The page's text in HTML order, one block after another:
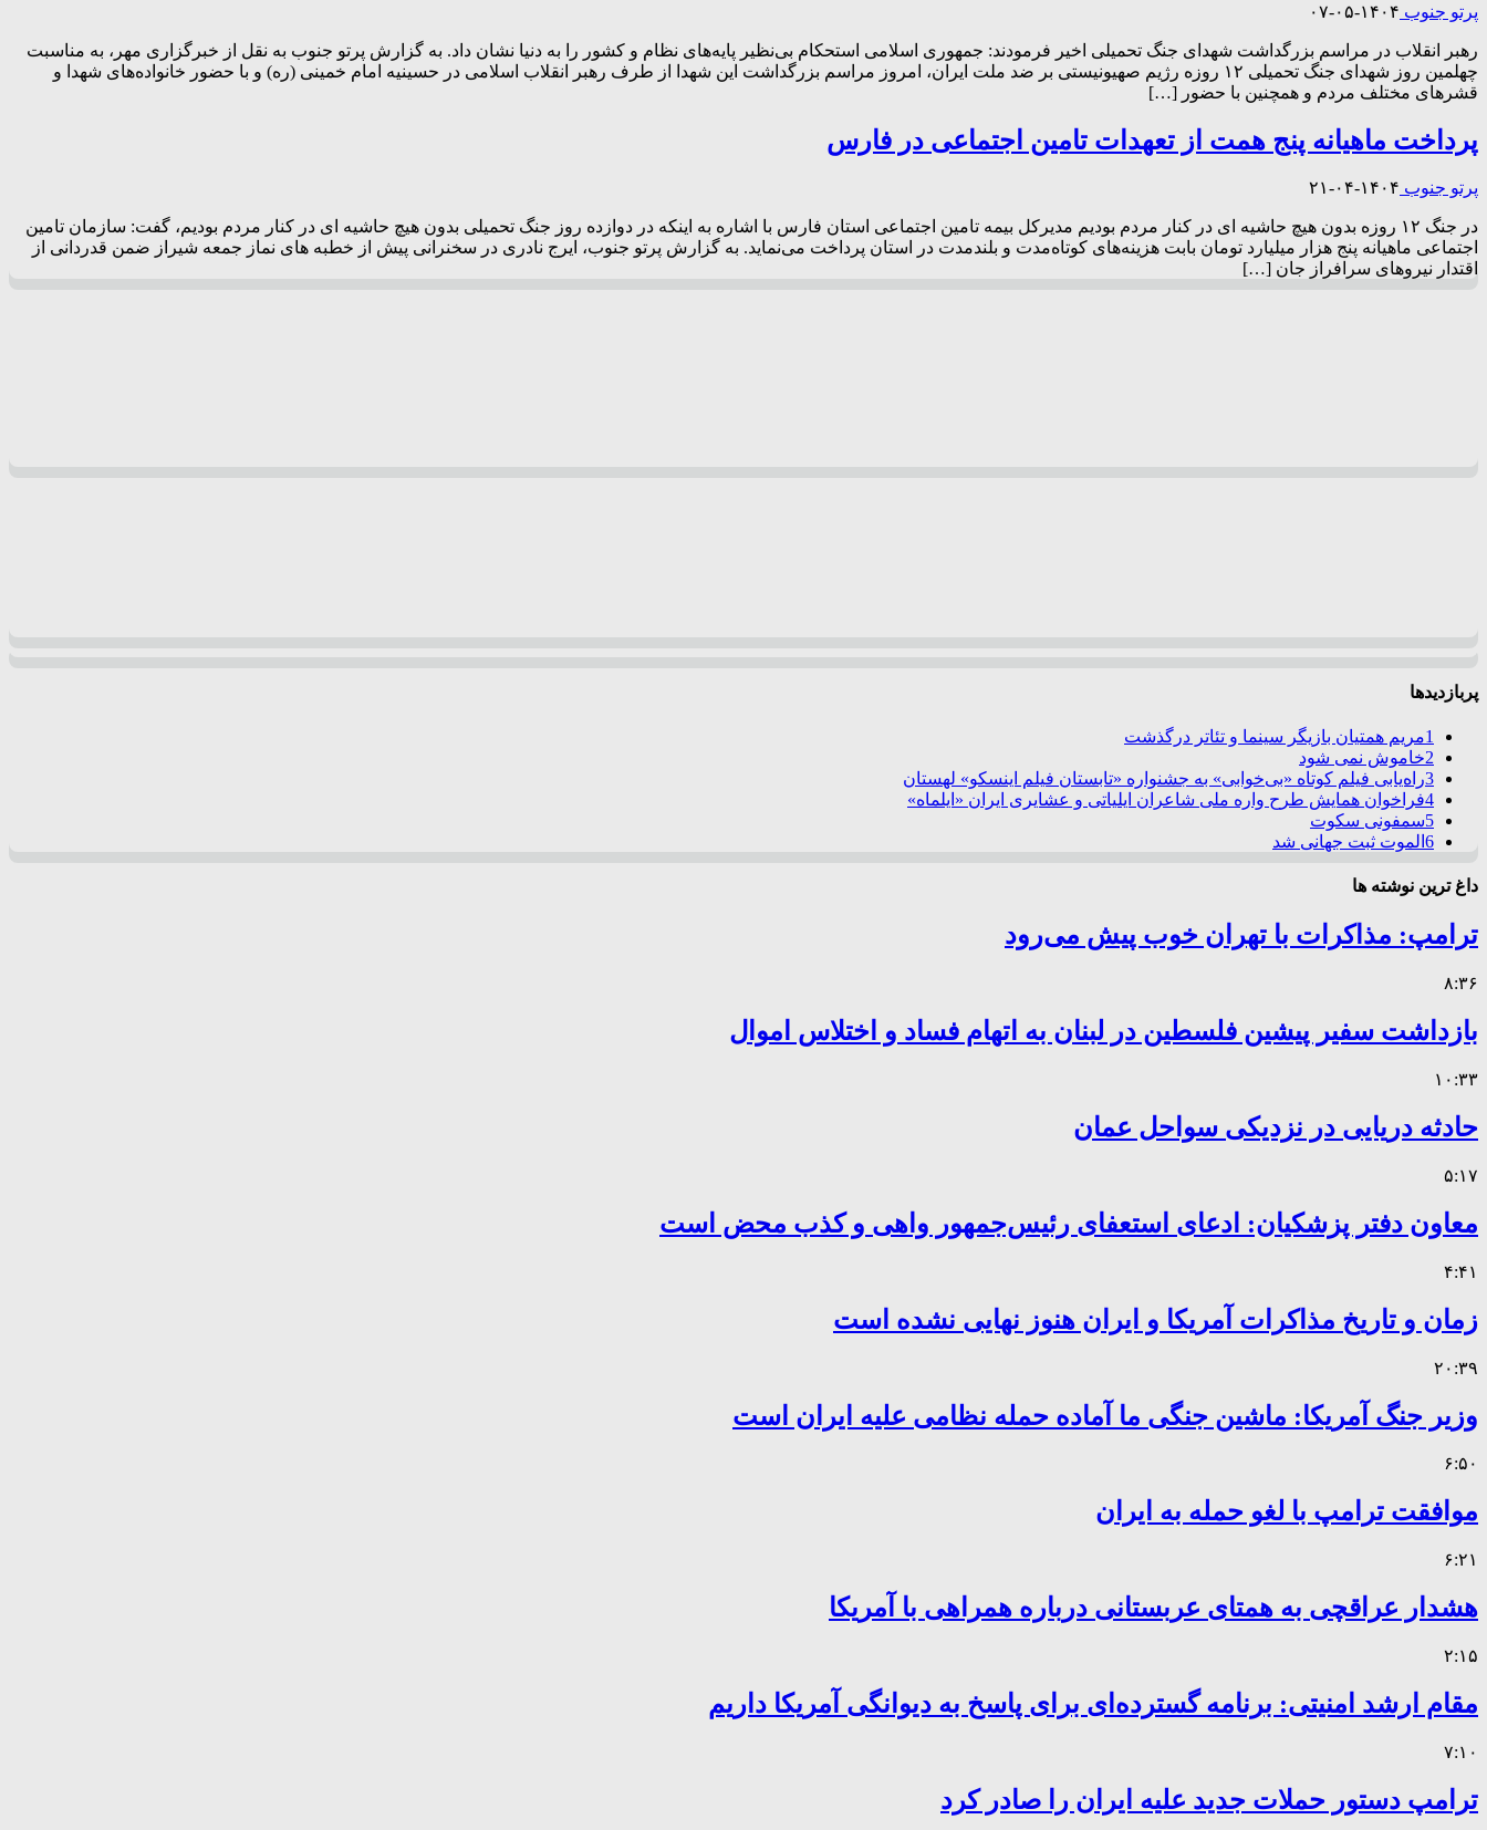
پرتو جنوب ۱۴۰۴-۰۵-۰۷
رهبر انقلاب در مراسم بزرگداشت شهدای جنگ تحمیلی اخیر فرمودند: جمهوری اسلامی استحکام بی‌نظیر پایه‌های نظام و کشور را به دنیا نشان داد. به گزارش پرتو جنوب به نقل از خبرگزاری مهر، به مناسبت
چهلمین روز شهدای جنگ تحمیلی ۱۲ روزه رژیم صهیونیستی بر ضد ملت ایران، امروز مراسم بزرگداشت این شهدا از طرف رهبر انقلاب اسلامی در حسینیه امام خمینی (ره) و با حضور خانواده‌های شهدا و
قشرهای مختلف مردم و همچنین با حضور […]
پرداخت ماهیانه پنج همت از تعهدات تامین اجتماعی در فارس
پرتو جنوب ۱۴۰۴-۰۴-۲۱
در جنگ ۱۲ روزه بدون هیچ حاشیه ای در کنار مردم بودیم مدیرکل بیمه تامین اجتماعی استان فارس با اشاره به اینکه در دوازده روز جنگ تحمیلی بدون هیچ حاشیه ای در کنار مردم بودیم، گفت: سازمان تامین
اجتماعی ماهیانه پنج هزار میلیارد تومان بابت هزینه‌های کوتاه‌مدت و بلندمدت در استان پرداخت می‌نماید. به گزارش پرتو جنوب، ایرج نادری در سخنرانی پیش از خطبه های نماز جمعه شیراز ضمن قدردانی از
اقتدار نیروهای سرافراز جان […]
پربازدیدها
1مریم همتیان بازیگر سینما و تئاتر درگذشت
2خاموش نمی شود
3راه‌یابی فیلم کوتاه «بی‌خوابی» به جشنواره «تابستان فیلم اینسکو» لهستان
4فراخوان همایش طرح واره ملی شاعران ایلیاتی و عشایری ایران «ایلماه»
5سمفونی سکوت
6 الموت ثبت جهانی شد
داغ ترین نوشته ها
ترامپ: مذاکرات با تهران خوب پیش می‌رود
۸:۳۶
بازداشت سفیر پیشین فلسطین در لبنان به اتهام فساد و اختلاس اموال
۱۰:۳۳
حادثه دریایی در نزدیکی سواحل عمان
۵:۱۷
معاون دفتر پزشکیان: ادعای استعفای رئیس‌جمهور واهی و کذب محض است
۴:۴۱
زمان و تاریخ مذاکرات آمریکا و ایران هنوز نهایی نشده است
۲۰:۳۹
وزیر جنگ آمریکا: ماشین جنگی ما آماده حمله نظامی علیه ایران است
۶:۵۰
موافقت ترامپ با لغو حمله به ایران
۶:۲۱
هشدار عراقچی به همتای عربستانی درباره همراهی با آمریکا
۲:۱۵
مقام ارشد امنیتی: برنامه گسترده‌ای برای پاسخ به دیوانگی آمریکا داریم
۷:۱۰
ترامپ دستور حملات جدید علیه ایران را صادر کرد